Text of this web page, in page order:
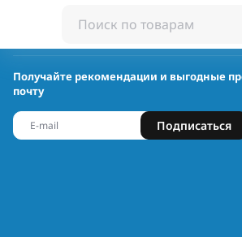
Получайте рекомендации и выгодные
почту
Подписаться